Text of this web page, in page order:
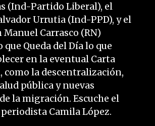
(Ind-Partido Liberal), el
Urrutia (Ind-PPD), y el
Manuel Carrasco (RN)
Queda del Día lo que
en la eventual Carta
como la descentralización,
pública y nuevas
la migración. Escuche el
Camila López.